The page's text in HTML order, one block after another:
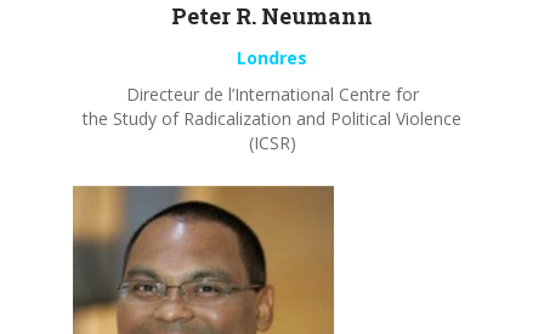
Peter R. Neumann
Londres
Directeur de l’International Centre for
the Study of Radicalization and Political Violence
(ICSR)